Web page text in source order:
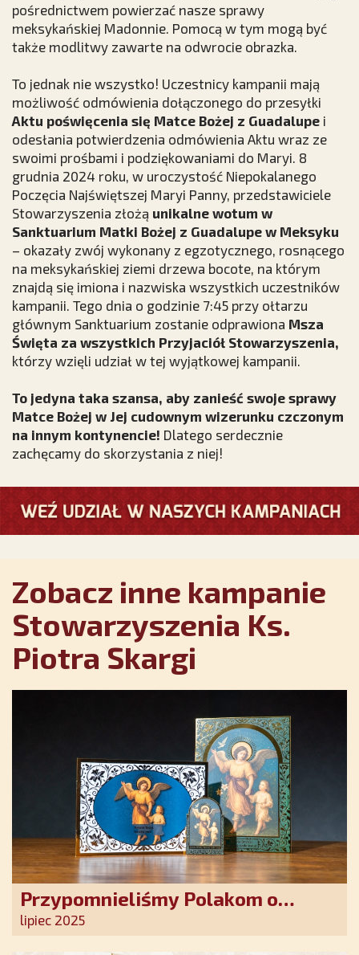
pośrednictwem powierzać nasze sprawy
meksykańskiej Madonnie. Pomocą w tym mogą być
także modlitwy zawarte na odwrocie obrazka.
To jednak nie wszystko! Uczestnicy kampanii mają
możliwość odmówienia dołączonego do przesyłki
Aktu poświęcenia się Matce Bożej z Guadalupe i
odesłania potwierdzenia odmówienia Aktu wraz ze
swoimi prośbami i podziękowaniami do Maryi. 8
grudnia 2024 roku, w uroczystość Niepokalanego
Poczęcia Najświętszej Maryi Panny, przedstawiciele
Stowarzyszenia złożą unikalne wotum w
Sanktuarium Matki Bożej z Guadalupe w Meksyku
– okazały zwój wykonany z egzotycznego, rosnącego
na meksykańskiej ziemi drzewa bocote, na którym
znajdą się imiona i nazwiska wszystkich uczestników
kampanii. Tego dnia o godzinie 7:45 przy ołtarzu
głównym Sanktuarium zostanie odprawiona Msza
Święta za wszystkich Przyjaciół Stowarzyszenia,
którzy wzięli udział w tej wyjątkowej kampanii.
To jedyna taka szansa, aby zanieść swoje sprawy
Matce Bożej w Jej cudownym wizerunku czczonym
na innym kontynencie! Dlatego serdecznie
zachęcamy do skorzystania z niej!
Zobacz inne kampanie
Stowarzyszenia Ks.
Piotra Skargi
Przypomnieliśmy Polakom o
obecności Anioła Stróża!
lipiec 2025